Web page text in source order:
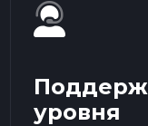
уровня